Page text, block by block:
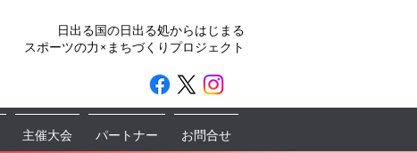
主催大会 パートナー お問合せ
日出る国の日出る処からはじまる
スポーツの力×まちづくりプロジェクト